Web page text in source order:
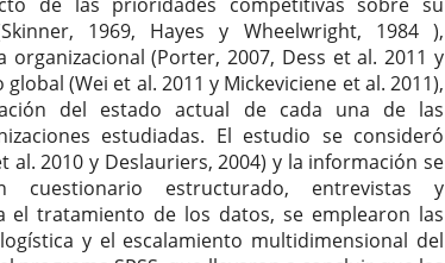
1969, Hayes y Wheelwright, 1984 ),
(Porter, 2007, Dess et al. 2011 y
(Wei et al. 2011 y Mickeviciene et al. 2011),
del estado actual de cada una de las
estudiadas. El estudio se consideró
al. 2010 y Deslauriers, 2004) y la información se
cuestionario estructurado, entrevistas y
el tratamiento de los datos, se emplearon las
y el escalamiento multidimensional del